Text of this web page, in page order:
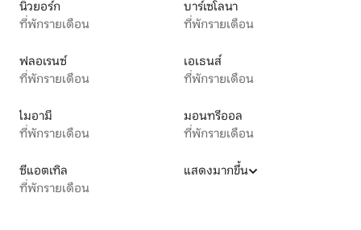
นิวยอร์ก
ที่พักรายเดือน
บาร์เซโลนา
ที่พักรายเดือน
ฟลอเรนซ์
ที่พักรายเดือน
เอเธนส์
ที่พักรายเดือน
ไมอามี
ที่พักรายเดือน
มอนทรีออล
ที่พักรายเดือน
ซีแอตเทิล
ที่พักรายเดือน
แสดงมากขึ้น